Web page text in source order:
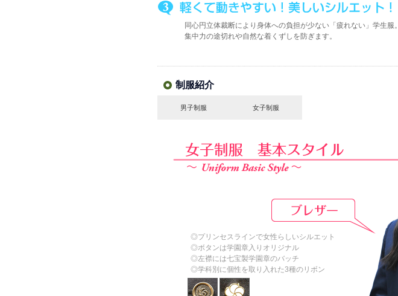
同心円立体裁断により身体への負担が少ない「疲れない」学生服。
集中力の途切れや自然な着くずしを防ぎます。
制服紹介
男子制服 女子制服
◎プリンセスラインで女性らしいシルエット
◎ボタンは学園章入りオリジナル
◎左襟には七宝製学園章のバッチ
◎学科別に個性を取り入れた3種のリボン